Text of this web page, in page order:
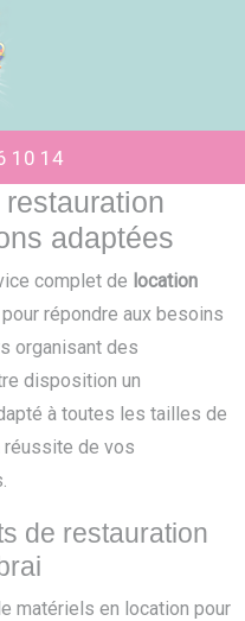
10 14
adaptées
complet de location
pour répondre aux besoins
organisant des
disposition un
à toutes les tailles de
réussite de vos
de restauration
matériels en location pour